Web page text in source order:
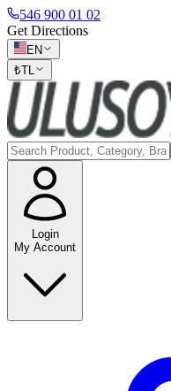
546 900 01 02
Get Directions
EN
₺TL
Login
My Account